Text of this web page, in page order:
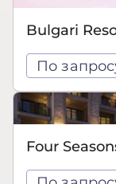
Bulgari
По
Four